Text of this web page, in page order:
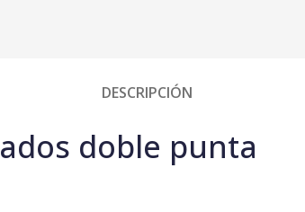
DESCRIPCIÓN
doble punta